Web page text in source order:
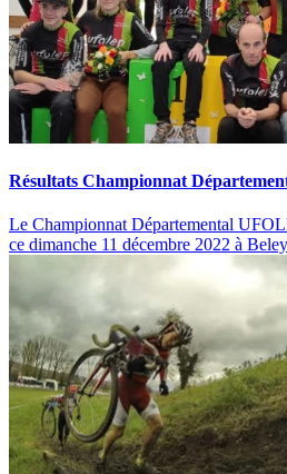
Résultats Championnat
Le Championnat Départemental
ce dimanche 11 décembre 2022 à